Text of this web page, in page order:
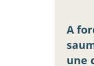
A
une